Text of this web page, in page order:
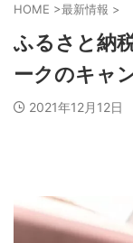
HOME >最新情報 >
ふるさと納
ークのキャ
2021年12月12日